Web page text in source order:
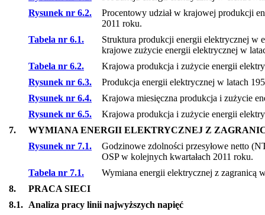
Rysunek nr 6.2.
Procentowy udział w krajowej produkcji
2011 roku.
Tabela nr 6.1.
Struktura produkcji energii elektrycznej w
krajowe zużycie energii elektrycznej w
Tabela nr 6.2.
Krajowa produkcja i zużycie energii
Rysunek nr 6.3.
Produkcja energii elektrycznej w latach
Rysunek nr 6.4.
Krajowa miesięczna produkcja i zużycie
Rysunek nr 6.5.
Krajowa produkcja i zużycie energii
7.
WYMIANA ENERGII ELEKTRYCZNEJ Z
Rysunek nr 7.1.
Godzinowe zdolności przesyłowe netto
OSP w kolejnych kwartałach 2011 roku.
Tabela nr 7.1.
Wymiana energii elektrycznej z zagranicą
8.
PRACA SIECI
8.1. Analiza pracy linii najwyższych napięć